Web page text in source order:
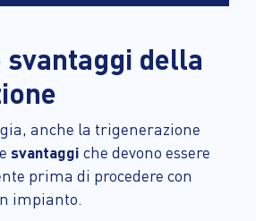
svantaggi della
anche la trigenerazione
e svantaggi che devono essere
prima di procedere con
impianto.